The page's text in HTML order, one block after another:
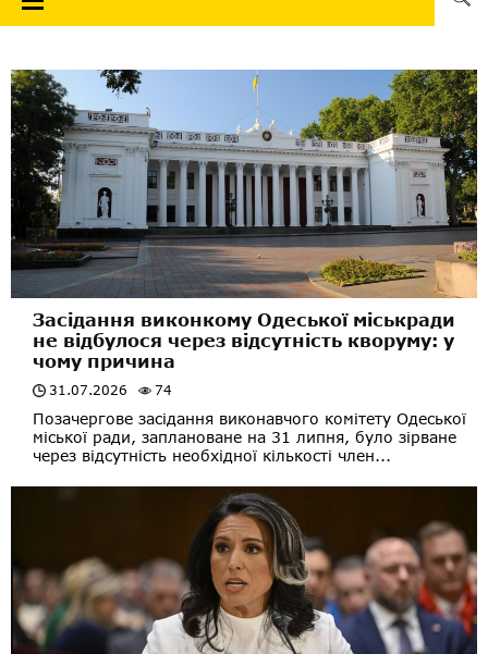
Засідання виконкому Одеської міськради
не відбулося через відсутність кворуму: у
чому причина
31.07.2026 74
Позачергове засідання виконавчого комітету Одеської
міської ради, заплановане на 31 липня, було зірване
через відсутність необхідної кількості член...